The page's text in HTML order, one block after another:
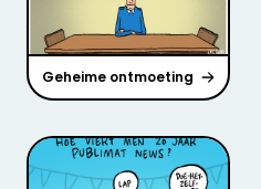
Geheime ontmoeting